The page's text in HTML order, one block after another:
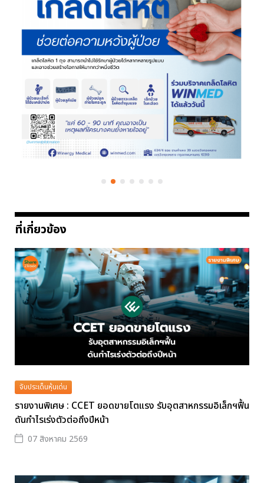
ที่เกี่ยวข้อง
จับประเด็นหุ้นเด่น
รายงานพิเศษ : CCET ยอดขายโตแรง รับอุตสาหกรรมอิเล็กฯฟื้น
ดันกำไรเร่งตัวต่อถึงปีหน้า
07 สิงหาคม 2569